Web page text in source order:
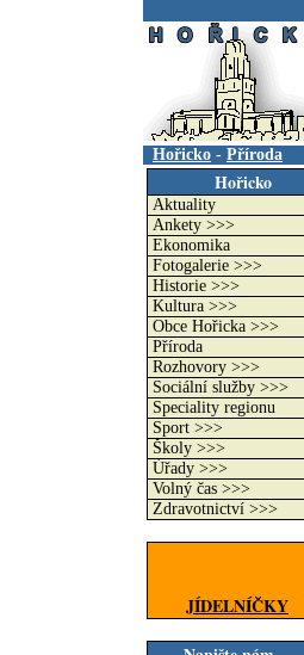
Hořicko - Příroda
Hořicko
Aktuality
Ankety >>>
Ekonomika
Fotogalerie >>>
Historie >>>
Kultura >>>
Obce Hořicka >>>
Příroda
Rozhovory >>>
Sociální služby >>>
Speciality regionu
Sport >>>
Školy >>>
Úřady >>>
Volný čas >>>
Zdravotnictví >>>
JÍDELNÍČKY